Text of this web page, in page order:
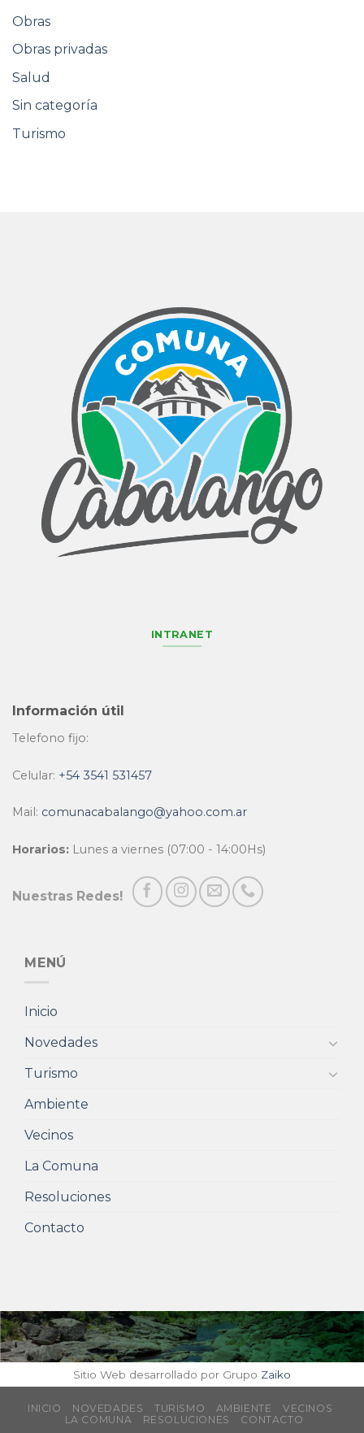
Obras
Obras privadas
Salud
Sin categoría
Turismo
INTRANET
Información útil
Telefono fijo:
Celular: +54 3541 531457
Mail: comunacabalango@yahoo.com.ar
Horarios: Lunes a viernes (07:00 - 14:00Hs)
Nuestras Redes!
MENÚ
Inicio
Novedades
Turismo
Ambiente
Vecinos
La Comuna
Resoluciones
Contacto
Sitio Web desarrollado por Grupo Zaiko
INICIO NOVEDADES TURISMO AMBIENTE
VECINOS
LA COMUNA
RESOLUCIONES CONTACTO